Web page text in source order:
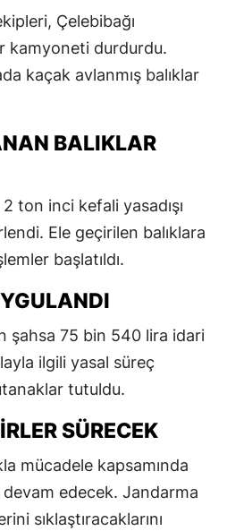
Çelebibağı
kamyoneti durdurdu.
kaçak avlanmış balıklar
BALIKLAR
ton inci kefali yasadışı
Ele geçirilen balıklara
başlatıldı.
şahsa 75 bin 540 lira idari
ilgili yasal süreç
tutuldu.
SÜRECEK
mücadele kapsamında
devam edecek. Jandarma
sıklaştıracaklarını